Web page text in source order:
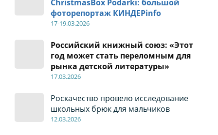
ChristmasBox Podarki: большой
фоторепортаж КИНДЕРinfo
17-19.03.2026
Российский книжный союз: «Этот
год может стать переломным для
рынка детской литературы»
17.03.2026
Роскачество провело исследование
школьных брюк для мальчиков
12.03.2026